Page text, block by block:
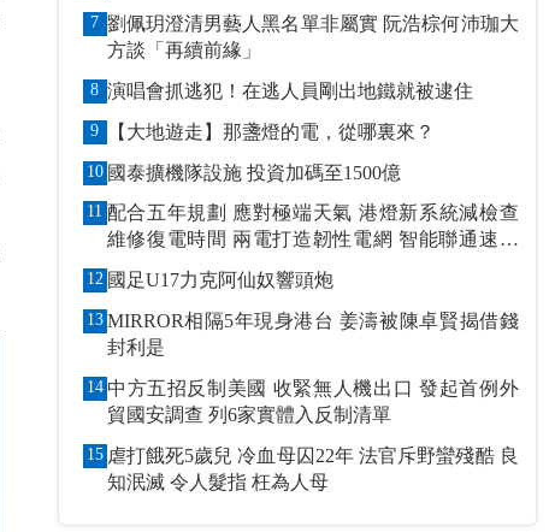
7 劉佩玥澄清男藝人黑名單非屬實 阮浩棕何沛珈大
方談「再續前緣」
8 演唱會抓逃犯！在逃人員剛出地鐵就被逮住
9 【大地遊走】那盞燈的電，從哪裏來？
10 國泰擴機隊設施 投資加碼至1500億
11 配合五年規劃 應對極端天氣 港燈新系統減檢查
維修復電時間 兩電打造韌性電網 智能聯通速應
萬變
12 國足U17力克阿仙奴響頭炮
13 MIRROR相隔5年現身港台 姜濤被陳卓賢揭借錢
封利是
14 中方五招反制美國 收緊無人機出口 發起首例外
貿國安調查 列6家實體入反制清單
15 虐打餓死5歲兒 冷血母囚22年 法官斥野蠻殘酷 良
知泯滅 令人髮指 枉為人母